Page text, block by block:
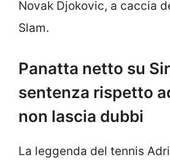
Novak Djokovic, a caccia
Slam.
Panatta netto su
sentenza rispetto
non lascia dubbi
La leggenda del tennis